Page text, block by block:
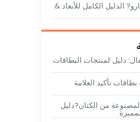
الدليل الكامل للأبعاد &
دليل لمنتجات البطاقات
تأكيد العلامة
من الكتان?دليل